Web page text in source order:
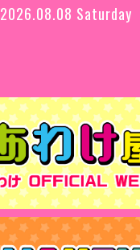
2026.08.08 Saturday